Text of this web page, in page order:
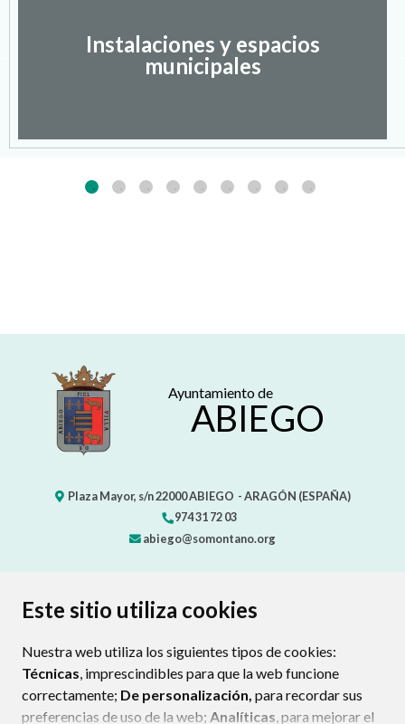
Este sitio utiliza cookies
Nuestra web utiliza los siguientes tipos de cookies:
Técnicas, imprescindibles para que la web funcione
correctamente; De personalización, para recordar sus
preferencias de uso de la web; Analíticas, para mejorar el
Instalaciones y espacios
municipales
Ayuntamiento de
ABIEGO
Plaza Mayor, s/n22000ABIEGO - ARAGÓN (ESPAÑA)
974 31 72 03
abiego@somontano.org
CONTACTO MAPA WEB
PROTECCIÓN DE DATOS
POLÍTICA DE COOKIES